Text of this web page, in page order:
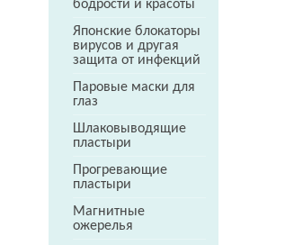
бодрости и красоты
Японские блокаторы
вирусов и другая
защита от инфекций
Паровые маски для
глаз
Шлаковыводящие
пластыри
Прогревающие
пластыри
Магнитные
ожерелья